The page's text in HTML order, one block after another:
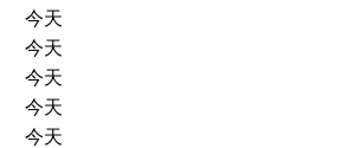
今天
今天
今天
今天
今天